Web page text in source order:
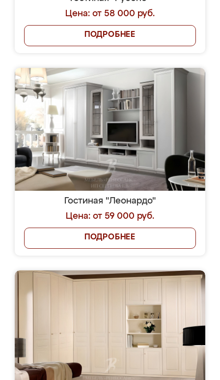
Цена: от 58 000 руб.
ПОДРОБНЕЕ
Гостиная "Леонардо"
Цена: от 59 000 руб.
ПОДРОБНЕЕ